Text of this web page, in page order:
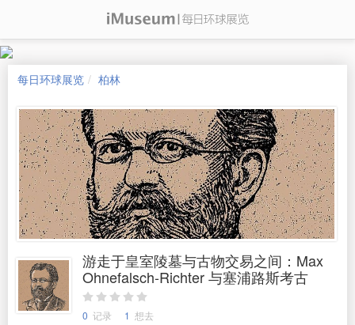
每日环球展览 柏林
游走于皇室陵墓与古物交易之间：Max
Ohnefalsch-Richter 与塞浦路斯考古
0 记录 1 想去